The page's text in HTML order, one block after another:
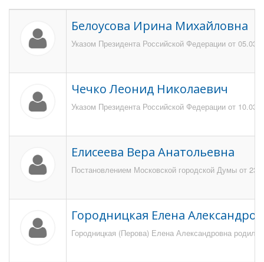
Белоусова Ирина Михайловна
Указом Президента Российской Федерации от
Чечко Леонид Николаевич
Указом Президента Российской Федерации от
Елисеева Вера Анатольевна
Постановлением Московской городской Думы от
Городницкая Елена
Городницкая (Перова) Елена Александровна